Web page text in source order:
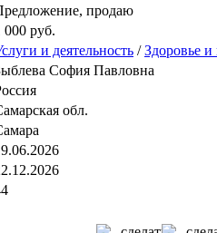
продаю
000 руб.
и деятельность /Здоровье и
София Павловна
обл.